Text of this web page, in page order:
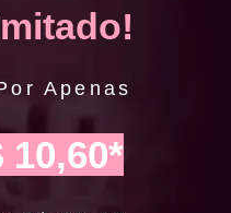
Apenas
10,60*